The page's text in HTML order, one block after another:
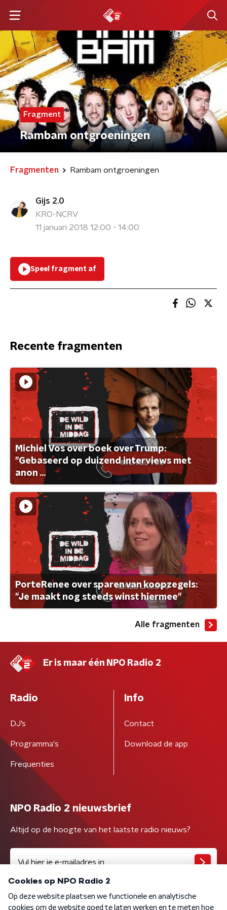
Fragment
Rambam ontgroeningen
Fragmenten Rambam ontgroeningen
Gijs 2.0
KRO-NCRV
11 januari 2018 12:00 - 14:00
Speel fragment af
Recente fragmenten
Michiel Vos over boek over Trump:
"Gebaseerd op duizend interviews met
anon ...
PorteRenee over sparen van koopzegels:
"Je maakt nog steeds winst hiermee"
Alle fragmenten
Er is maar één NPO Radio 2
Radio
DJ’s
Programma's
Frequenties
Info
Contact
Download de app
NPO Radio 2 nieuwsbrief
Altijd op de hoogte van het laatste radio nieuws?